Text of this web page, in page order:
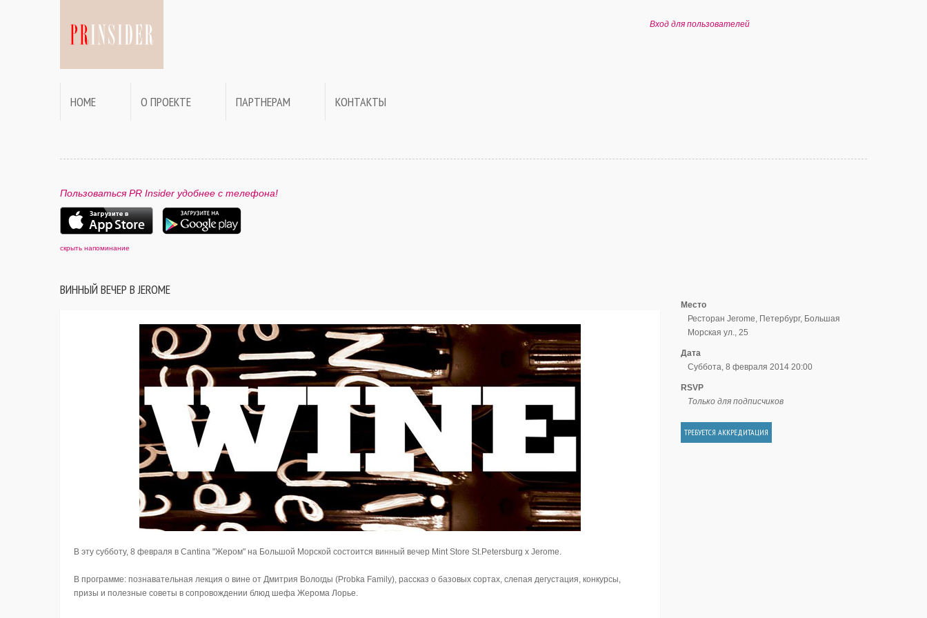
Вход для пользователей
HOME О ПРОЕКТЕ ПАРТНЕРАМ КОНТАКТЫ
Пользоваться PR Insider удобнее с телефона!
скрыть напоминание
ВИННЫЙ ВЕЧЕР В JEROME
В эту субботу, 8 февраля в Cantina "Жером" на Большой Морской состоится винный вечер Mint Store St.Petersburg x Jerome.
В программе: познавательная лекция о вине от Дмитрия Вологды (Probka Family), рассказ о базовых сортах, слепая дегустация, конкурсы,
призы и полезные советы в сопровождении блюд шефа Жерома Лорье.
Место
Ресторан Jerome, Петербург, Большая
Морская ул., 25
Дата
Суббота, 8 февраля 2014 20:00
RSVP
Только для подписчиков
ТРЕБУЕТСЯ АККРЕДИТАЦИЯ